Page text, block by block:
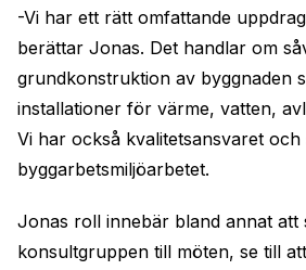
-Vi har ett rätt omfattande
berättar Jonas. Det handlar om
grundkonstruktion av byggnaden
installationer för värme, vatten,
Vi har också kvalitetsansvaret
byggarbetsmiljöarbetet.
Jonas roll innebär bland annat att
konsultgruppen till möten, se till